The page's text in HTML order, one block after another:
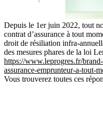
Depuis le 1er juin 2022, tout
contrat d’assurance à tout
droit de résiliation infra-
des mesures phares de la loi
https://www.leprogres.fr/
assurance-emprunteur-a-tout-
Vous trouverez toutes ces